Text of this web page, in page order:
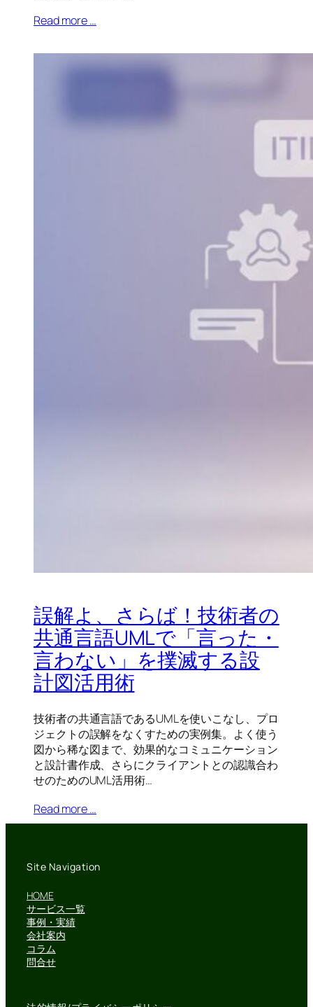
Read more …
誤解よ、さらば！技術者の
共通言語UMLで「言った・
言わない」を撲滅する設
計図活用術
技術者の共通言語であるUMLを使いこなし、プロ
ジェクトの誤解をなくすための実例集。よく使う
図から稀な図まで、効果的なコミュニケーション
と設計書作成、さらにクライアントとの認識合わ
せのためのUML活用術…
Read more …
Site Navigation
HOME
サービス一覧
事例・実績
会社案内
コラム
問合せ